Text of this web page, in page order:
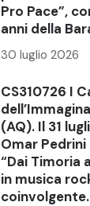
Pro Pace”,
anni della
30 luglio 2026
CS310726 I
(AQ). Il 31
Omar
“Dai Timoria
in musica
coinvolgente.